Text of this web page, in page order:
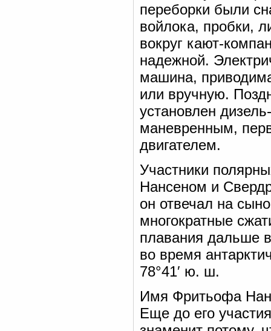
переборки были
войлока, пробки,
вокруг кают-
надежной.
машина,
или вручную.
установлен
маневренным,
двигателем.
Участники
Нансеном и
он отвечал на
многократные
плавания дальше
во время
78°41′ ю. ш.
Имя Фритьофа
Еще до его